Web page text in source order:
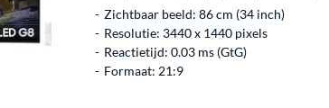
Zichtbaar beeld: 86 cm (34 inch)
Resolutie: 3440 x 1440 pixels
Reactietijd: 0.03 ms (GtG)
Formaat: 21:9